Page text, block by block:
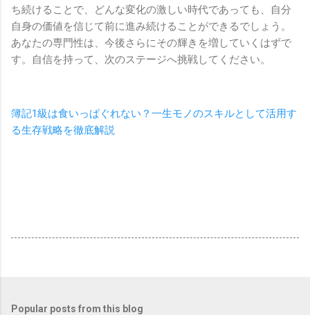
ち続けることで、どんな変化の激しい時代であっても、自分
自身の価値を信じて前に進み続けることができるでしょう。
あなたの専門性は、今後さらにその輝きを増していくはずで
す。自信を持って、次のステージへ挑戦してください。
簿記1級は食いっぱぐれない？一生モノのスキルとして活用す
る生存戦略を徹底解説
Popular posts from this blog